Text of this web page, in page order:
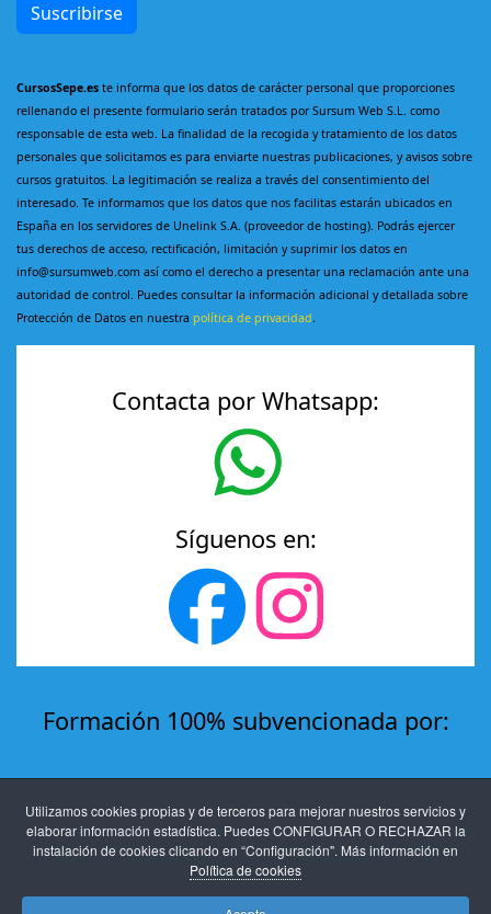
Utilizamos cookies propias y de terceros para mejorar nuestros servicios y
elaborar información estadística. Puedes CONFIGURAR O RECHAZAR la
instalación de cookies clicando en “Configuración". Más información en
Política de cookies
Suscribirse
CursosSepe.es te informa que los datos de carácter personal que proporciones
rellenando el presente formulario serán tratados por Sursum Web S.L. como
responsable de esta web. La finalidad de la recogida y tratamiento de los datos
personales que solicitamos es para enviarte nuestras publicaciones, y avisos sobre
cursos gratuitos. La legitimación se realiza a través del consentimiento del
interesado. Te informamos que los datos que nos facilitas estarán ubicados en
España en los servidores de Unelink S.A. (proveedor de hosting). Podrás ejercer
tus derechos de acceso, rectificación, limitación y suprimir los datos en
info@sursumweb.com así como el derecho a presentar una reclamación ante una
autoridad de control. Puedes consultar la información adicional y detallada sobre
Protección de Datos en nuestra política de privacidad.
Contacta por Whatsapp:
Síguenos en:
Formación 100% subvencionada por: